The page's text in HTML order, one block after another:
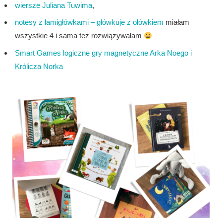
wiersze Juliana Tuwima,
notesy z łamigłówkami – główkuje z ołówkiem miałam
wszystkie 4 i sama też rozwiązywałam
Smart Games logiczne gry magnetyczne Arka Noego i
Królicza Norka